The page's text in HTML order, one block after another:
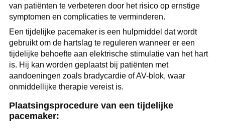
van patiënten te verbeteren door het risico op ernstige
symptomen en complicaties te verminderen.
Een tijdelijke pacemaker is een hulpmiddel dat wordt
gebruikt om de hartslag te reguleren wanneer er een
tijdelijke behoefte aan elektrische stimulatie van het hart
is. Hij kan worden geplaatst bij patiënten met
aandoeningen zoals bradycardie of AV-blok, waar
onmiddellijke therapie vereist is.
Plaatsingsprocedure van een tijdelijke
pacemaker: